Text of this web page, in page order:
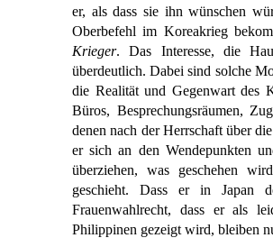
er, als dass sie ihn wünschen
Oberbefehl im Koreakrieg
Krieger. Das Interesse, die
überdeutlich. Dabei sind solche
die Realität und Gegenwart des
Büros, Besprechungsräumen,
denen nach der Herrschaft über
er sich an den Wendepunkten
überziehen, was geschehen
geschieht. Dass er in Japan
Frauenwahlrecht, dass er als
Philippinen gezeigt wird, bleiben